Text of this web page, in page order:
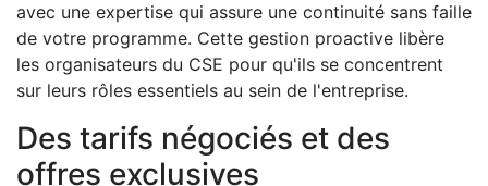
avec une expertise qui assure une continuité sans faille
de votre programme. Cette gestion proactive libère
les organisateurs du CSE pour qu'ils se concentrent
sur leurs rôles essentiels au sein de l'entreprise.
Des tarifs négociés et des
offres exclusives